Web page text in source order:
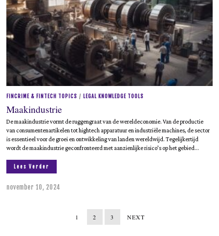
2
0
2
5
FINCRIME & FINTECH TOPICS / LEGAL KNOWLEDGE TOOLS
Maakindustrie
De maakindustrie vormt de ruggengraat van de wereldeconomie. Van de productie
van consumentenartikelen tot hightech apparatuur en industriële machines, de sector
is essentieel voor de groei en ontwikkeling van landen wereldwijd. Tegelijkertijd
wordt de maakindustrie geconfronteerd met aanzienlijke risico’s op het gebied…
Lees Verder
november 10, 2024
1 2 3 NEXT